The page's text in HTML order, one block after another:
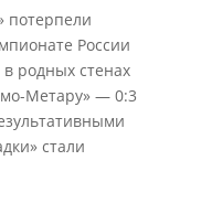
потерпели
России
родных стенах
Метару» — 0:3
стали